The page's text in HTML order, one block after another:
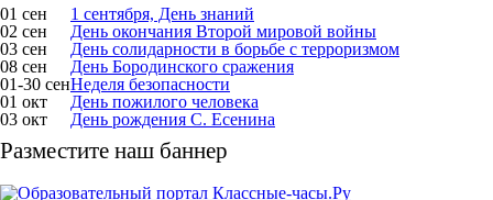
01 сен
1 сентября, День знаний
02 сен
День окончания Второй мировой войны
03 сен
День солидарности в борьбе с терроризмом
08 сен
День Бородинского сражения
01-30 сенНеделя безопасности
01 окт
День пожилого человека
03 окт
День рождения С. Есенина
Разместите наш баннер